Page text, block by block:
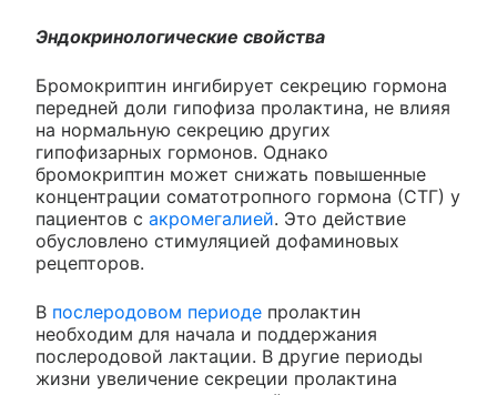
Эндокринологические свойства
Бромокриптин ингибирует секрецию гормона
передней доли гипофиза пролактина, не влияя
на нормальную секрецию других
гипофизарных гормонов. Однако
бромокриптин может снижать повышенные
концентрации соматотропного гормона (СТГ) у
пациентов с акромегалией. Это действие
обусловлено стимуляцией дофаминовых
рецепторов.
В послеродовом периоде пролактин
необходим для начала и поддержания
послеродовой лактации. В другие периоды
жизни увеличение секреции пролактина